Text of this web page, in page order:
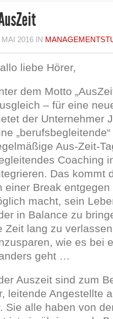
MAI 2016 IN
liebe Hörer,
dem Motto
– für eine
der Unternehmer
Aus-Zeit-
Coaching
Das kommt
einer Break
macht, sein
in Balance zu
Zeit lang zu
wie es bei
geht …
Auszeit sind zum
leitende Angestellte
Sie alle haben von